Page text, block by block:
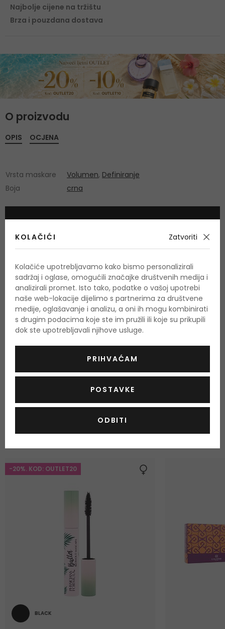
Najbolje cijene na tržištu
Brza i pouzdana dostava
O proizvodu
OPIS
Vrsta maskare Volumen, Definiranje
Boja
crna
OCJENA
Još nema recenzija za ovaj proizvod.Budite prvi.
Podaci o dobivanju ocjena
Najprodavaniji proizvodi
-20%. KOD: OUTLET20
BLACK
KOLAČIĆI Zatvoriti
Kolačiće upotrebljavamo kako bismo personalizirali
sadržaj i oglase, omogućili značajke društvenih medija i
analizirali promet. Isto tako, podatke o vašoj upotrebi
naše web-lokacije dijelimo s partnerima za društvene
medije, oglašavanje i analizu, a oni ih mogu kombinirati
s drugim podacima koje ste im pružili ili koje su prikupili
dok ste upotrebljavali njihove usluge.
PRIHVAĆAM
POSTAVKE
ODBITI